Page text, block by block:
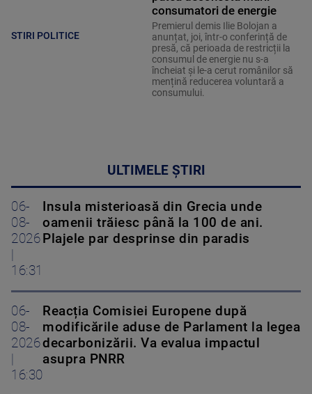
STIRI POLITICE
consumatori de energie
Premierul demis Ilie Bolojan a
anunțat, joi, într-o conferință de
presă, că perioada de restricții la
consumul de energie nu s-a
încheiat și le-a cerut românilor să
mențină reducerea voluntară a
consumului.
ULTIMELE ȘTIRI
06-
08-
2026
16:31
Insula misterioasă din Grecia unde
oamenii trăiesc până la 100 de ani.
Plajele par desprinse din paradis
06-
08-
2026
16:30
Reacția Comisiei Europene după
modificările aduse de Parlament la legea
decarbonizării. Va evalua impactul
asupra PNRR